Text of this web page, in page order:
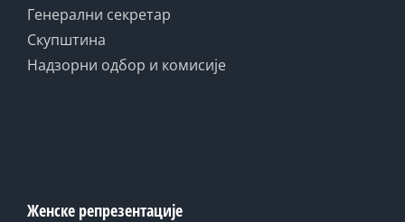
Генерални секретар
Скупштина
Надзорни одбор и комисије
Женске репрезентације